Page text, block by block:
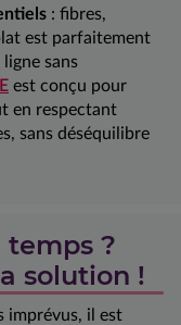
: fibres,
est parfaitement
sans
est conçu pour
en respectant
sans déséquilibre
temps ?
solution !
imprévus, il est